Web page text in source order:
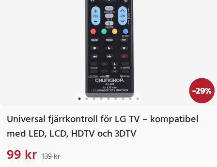
-29%
Universal fjärrkontroll för LG TV – kompatibel
med LED, LCD, HDTV och 3DTV
Nuvarande pris
99 kr 139 kr